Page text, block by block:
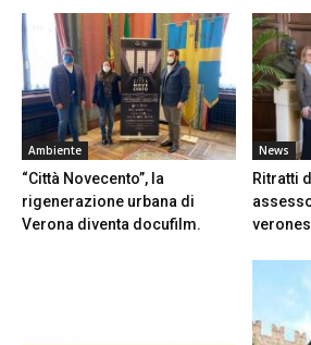
Ambiente
“Città Novecento”, la
rigenerazione urbana di
Verona diventa docufilm.
News
Ritratti